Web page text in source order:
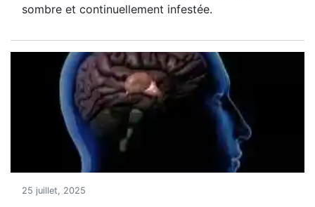
sombre et continuellement infestée.
25 juillet, 2025